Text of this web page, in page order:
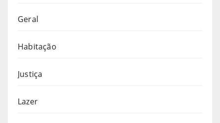
Geral
Habitação
Justiça
Lazer